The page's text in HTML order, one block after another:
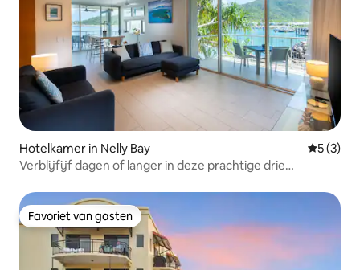
Hotelkamer in Nelly Bay
5 (3)
Verblijfijf dagen of langer in deze prachtige drie
Favoriet van gasten
Favoriet van gasten